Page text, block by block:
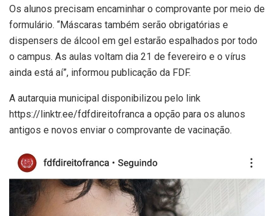
Os alunos precisam encaminhar o comprovante por meio de
formulário. “Máscaras também serão obrigatórias e
dispensers de álcool em gel estarão espalhados por todo
o campus. As aulas voltam dia 21 de fevereiro e o vírus
ainda está aí”, informou publicação da FDF.
A autarquia municipal disponibilizou pelo link
https://linktr.ee/fdfdireitofranca a opção para os alunos
antigos e novos enviar o comprovante de vacinação.